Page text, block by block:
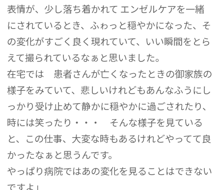
表情が、少し落ち着かれて エンゼルケアを一緒
にされているとき、ふゎっと穏やかになった、そ
の変化がすごく良く現れていて、いい瞬間をとら
えて撮られているなぁと思いました。
在宅では 患者さんが亡くなったときの御家族の
様子をみていて、悲しいけれどもあんなふうにし
っかり受け止めて静かに穏やかに過ごされたり、
時には笑ったり・・・ そんな様子を見ている
と、この仕事、大変な時もあるけれどやってて良
かったなぁと思うんです。
やっぱり病院ではあの変化を見ることはできない
ですよ」